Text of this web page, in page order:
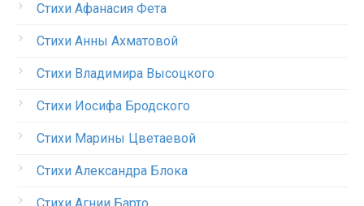
Стихи Афанасия Фета
Стихи Анны Ахматовой
Стихи Владимира Высоцкого
Стихи Иосифа Бродского
Стихи Марины Цветаевой
Стихи Александра Блока